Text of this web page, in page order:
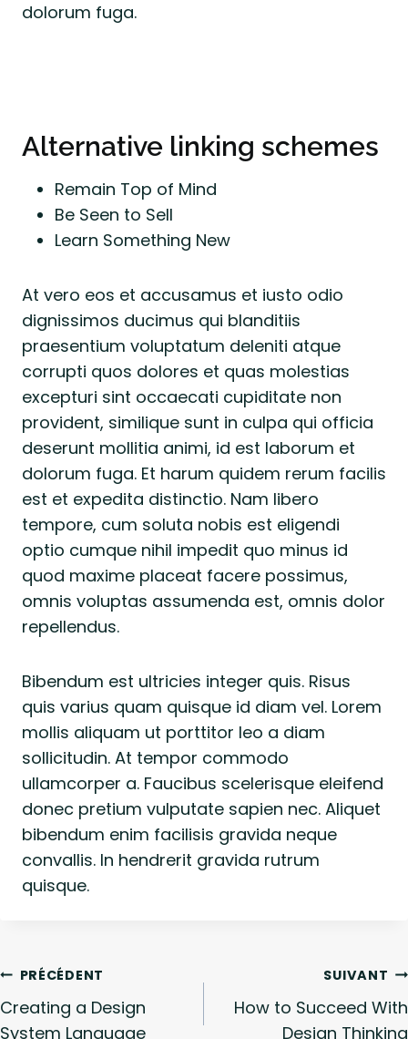
dolorum fuga.
Alternative linking schemes
Remain Top of Mind
Be Seen to Sell
Learn Something New
At vero eos et accusamus et iusto odio
dignissimos ducimus qui blanditiis
praesentium voluptatum deleniti atque
corrupti quos dolores et quas molestias
excepturi sint occaecati cupiditate non
provident, similique sunt in culpa qui officia
deserunt mollitia animi, id est laborum et
dolorum fuga. Et harum quidem rerum facilis
est et expedita distinctio. Nam libero
tempore, cum soluta nobis est eligendi
optio cumque nihil impedit quo minus id
quod maxime placeat facere possimus,
omnis voluptas assumenda est, omnis dolor
repellendus.
Bibendum est ultricies integer quis. Risus
quis varius quam quisque id diam vel. Lorem
mollis aliquam ut porttitor leo a diam
sollicitudin. At tempor commodo
ullamcorper a. Faucibus scelerisque eleifend
donec pretium vulputate sapien nec. Aliquet
bibendum enim facilisis gravida neque
convallis. In hendrerit gravida rutrum
quisque.
Navigation
de
PRÉCÉDENT
Creating a Design
System Language
SUIVANT
How to Succeed With
Design Thinking